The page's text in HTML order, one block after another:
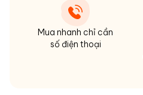
Mua nhanh chỉ cần
số điện thoại